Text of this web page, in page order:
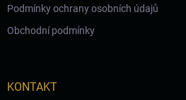
Podmínky ochrany osobních údajů
Obchodní podmínky
KONTAKT